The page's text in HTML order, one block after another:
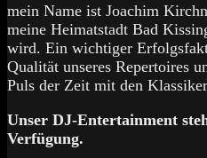
mein Name ist Joachim
meine Heimatstadt Bad
wird. Ein wichtiger
Qualität unseres Repertoires
Puls der Zeit mit den
Unser DJ-Entertainment
Verfügung.